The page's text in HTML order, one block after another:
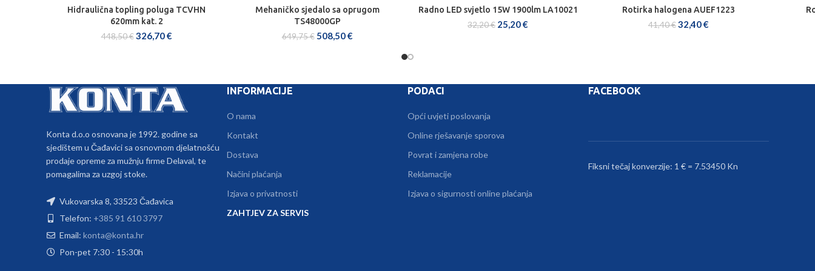
DODAJ U KOŠARICU
Hidraulična topling poluga TCVHN
620mm kat. 2
448,50€ 326,70€
DODAJ U KOŠARICU
Mehaničko sjedalo sa oprugom
TS48000GP
649,75€ 508,50€
DODAJ U KOŠARICU
Radno LED svjetlo 15W 1900lm LA10021
32,20€ 25,20€
DODAJ U KOŠARICU
Rotirka halogena AUEF1223
41,40€32,40€
Konta d.o.o osnovana je 1992. godine sa
sjedištem u Čađavici sa osnovnom djelatnošću
prodaje opreme za mužnju firme Delaval, te
pomagalima za uzgoj stoke.
Vukovarska 8, 33523 Čađavica
Telefon: +385 91 610 3797
Email: konta@konta.hr
Pon-pet 7:30 - 15:30h
INFORMACIJE
O nama
Kontakt
Dostava
Načini plaćanja
Izjava o privatnosti
ZAHTJEV ZA SERVIS
PODACI
Opći uvjeti poslovanja
Online rješavanje sporova
Povrat i zamjena robe
Reklamacije
Izjava o sigurnosti online plaćanja
FACEBOOK
Fiksni tečaj konverzije: 1 € = 7.53450 Kn